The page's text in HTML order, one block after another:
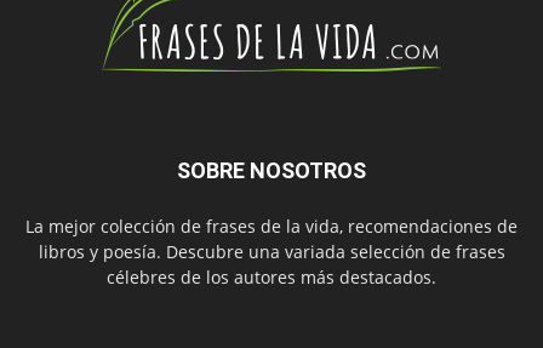
SOBRE NOSOTROS
La mejor colección de frases de la vida, recomendaciones de
libros y poesía. Descubre una variada selección de frases
célebres de los autores más destacados.